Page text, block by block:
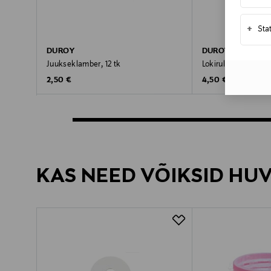
+
DUROY
Juukseklamber, 12 tk
Original Price
2,50 €
DUROY
Lokirull 44 mm, 6 tk
Original Price
4,50 €
KAS NEED VÕIKSID